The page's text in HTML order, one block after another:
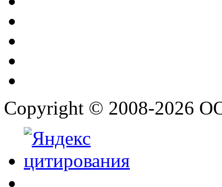
Copyright © 2008-2026